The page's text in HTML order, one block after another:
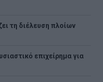
τη διέλευση πλοίων
επιχείρημα για